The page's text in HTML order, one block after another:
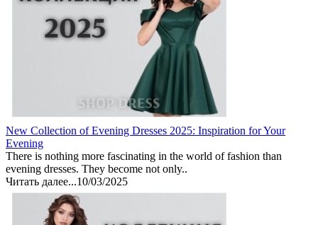
New Collection of Evening Dresses 2025: Inspiration for Your
Evening
There is nothing more fascinating in the world of fashion than
evening dresses. They become not only..
Читать далее...10/03/2025